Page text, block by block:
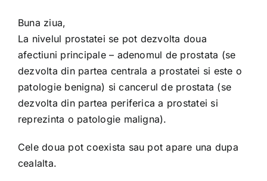
Buna ziua,
La nivelul prostatei se pot dezvolta doua
afectiuni principale – adenomul de prostata (se
dezvolta din partea centrala a prostatei si este o
patologie benigna) si cancerul de prostata (se
dezvolta din partea periferica a prostatei si
reprezinta o patologie maligna).
Cele doua pot coexista sau pot apare una dupa
cealalta.